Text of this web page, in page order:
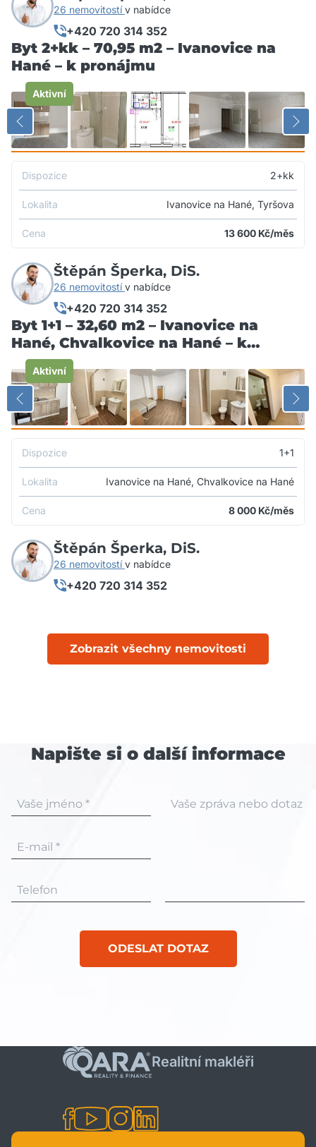
26 nemovitostív nabídce
+420 720 314 352
Byt 2+kk – 70,95 m2 – Ivanovice na
Hané – k pronájmu
Aktivní
Dispozice 2+kk
Lokalita Ivanovice na Hané, Tyršova
Cena 13 600 Kč/měs
Štěpán Šperka, DiS.
26 nemovitostív nabídce
+420 720 314 352
Byt 1+1 – 32,60 m2 – Ivanovice na
Hané, Chvalkovice na Hané – k
pronájmu
Aktivní
Dispozice 1+1
Lokalita Ivanovice na Hané, Chvalkovice na Hané
Cena 8 000 Kč/měs
Štěpán Šperka, DiS.
26 nemovitostív nabídce
+420 720 314 352
Zobrazit všechny nemovitosti
Napište si o další informace
Vaše jméno *
E-mail *
Telefon
Vaše zpráva nebo dotaz
ODESLAT DOTAZ
Realitní makléři